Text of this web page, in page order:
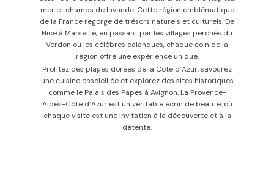
mer et champs de lavande. Cette région emblématique
de la France regorge de trésors naturels et culturels. De
Nice à Marseille, en passant par les villages perchés du
Verdon ou les célèbres calanques, chaque coin de la
région offre une expérience unique.
Profitez des plages dorées de la Côte d’Azur, savourez
une cuisine ensoleillée et explorez des sites historiques
comme le Palais des Papes à Avignon. La Provence-
Alpes-Côte d’Azur est un véritable écrin de beauté, où
chaque visite est une invitation à la découverte et à la
détente.